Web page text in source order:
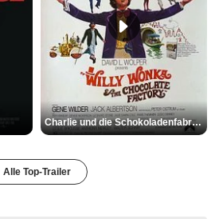
Charlie und die Schokoladenfabrik Trailer OV
Alle Top-Trailer